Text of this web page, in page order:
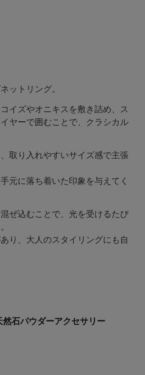
ットリング。
イズやオニキスを敷き詰め、ス
ヤーで囲むことで、クラシカル
取り入れやすいサイズ感で主張
元に落ち着いた印象を与えてく
ぜ込むことで、光を受けるたび
り、大人のスタイリングにも自
然石パウダーアクセサリー